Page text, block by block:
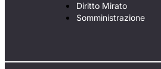
Diritto Mirato
Somministrazione